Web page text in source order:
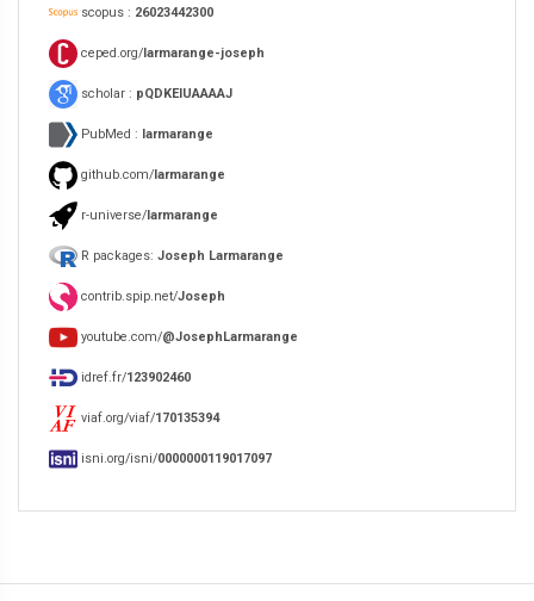
scopus : 26023442300
ceped.org/larmarange-joseph
scholar : pQDKEIUAAAAJ
PubMed : larmarange
github.com/larmarange
r-universe/larmarange
R packages: Joseph Larmarange
contrib.spip.net/Joseph
youtube.com/@JosephLarmarange
idref.fr/123902460
viaf.org/viaf/170135394
isni.org/isni/0000000119017097